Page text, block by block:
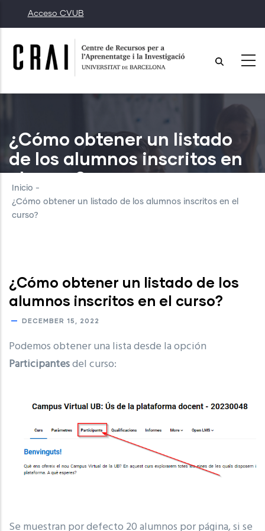
al
contenido
principal
Acceso CVUB
¿Cómo obtener un listado
de los alumnos inscritos en
el curso?
Inicio -
¿Cómo obtener un listado de los alumnos inscritos en el
curso?
¿Cómo obtener un listado de los
alumnos inscritos en el curso?
DECEMBER 15, 2022
Podemos obtener una lista desde la opción
Participantesdel curso:
Se muestran por defecto 20 alumnos por página, si se